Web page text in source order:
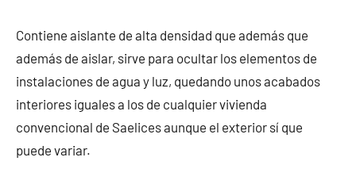
Contiene aislante de alta densidad que además que
además de aislar, sirve para ocultar los elementos de
instalaciones de agua y luz, quedando unos acabados
interiores iguales a los de cualquier vivienda
convencional de Saelices aunque el exterior sí que
puede variar.